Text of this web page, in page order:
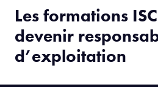
Les formations
devenir
d’exploitation